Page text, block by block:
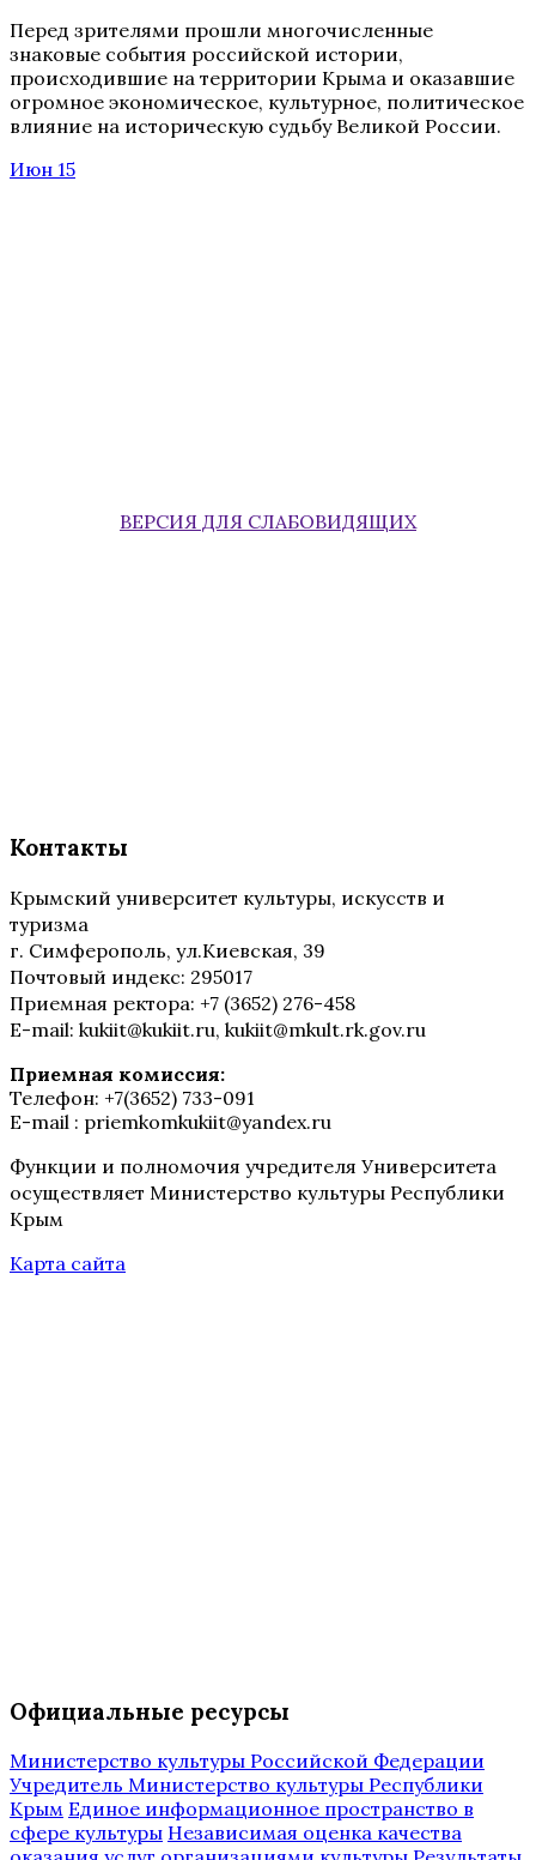
Перед зрителями прошли многочисленные
знаковые события российской истории,
происходившие на территории Крыма и оказавшие
огромное экономическое, культурное, политическое
влияние на историческую судьбу Великой России.
Июн 15
ВЕРСИЯ ДЛЯ СЛАБОВИДЯЩИХ
Контакты
Крымский университет культуры, искусств и
туризма
г. Симферополь, ул.Киевская, 39
Почтовый индекс: 295017
Приемная ректора: +7 (3652) 276-458
E-mail: kukiit@kukiit.ru, kukiit@mkult.rk.gov.ru
Приемная комиссия:
Телефон: +7(3652) 733-091
E-mail : priemkomkukiit@yandex.ru
Функции и полномочия учредителя Университета
осуществляет Министерство культуры Республики
Крым
Карта сайта
Официальные ресурсы
Министерство культуры Российской Федерации
Учредитель Министерство культуры Республики
Крым Единое информационное пространство в
сфере культуры Независимая оценка качества